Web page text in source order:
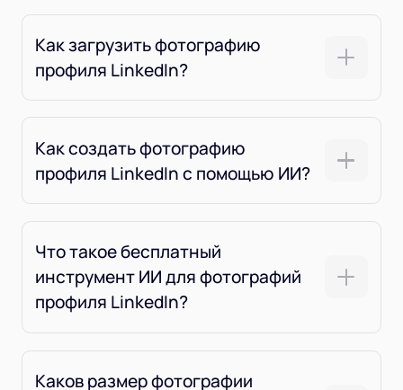
Как загрузить фотографию
профиля LinkedIn?
Как создать фотографию
профиля LinkedIn с помощью ИИ?
Что такое бесплатный
инструмент ИИ для фотографий
профиля LinkedIn?
Каков размер фотографии